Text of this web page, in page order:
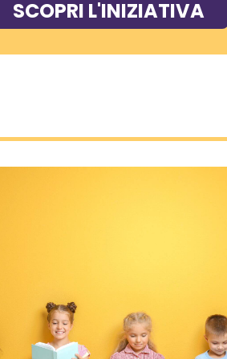
SCOPRI L'INIZIATIVA